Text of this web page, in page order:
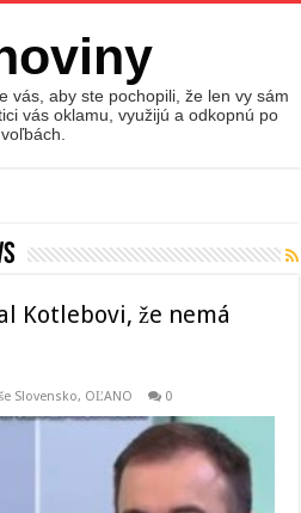
vás, aby ste pochopili, že len vy sám
vás oklamu, využijú a odkopnú po
voľbách.
Kotlebovi, že nemá
Slovensko, OĽANO 0